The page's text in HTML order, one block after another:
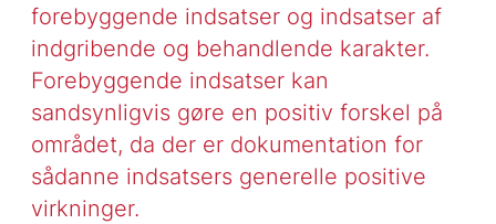
forebyggende indsatser og indsatser af
indgribende og behandlende karakter.
Forebyggende indsatser kan
sandsynligvis gøre en positiv forskel på
området, da der er dokumentation for
sådanne indsatsers generelle positive
virkninger.